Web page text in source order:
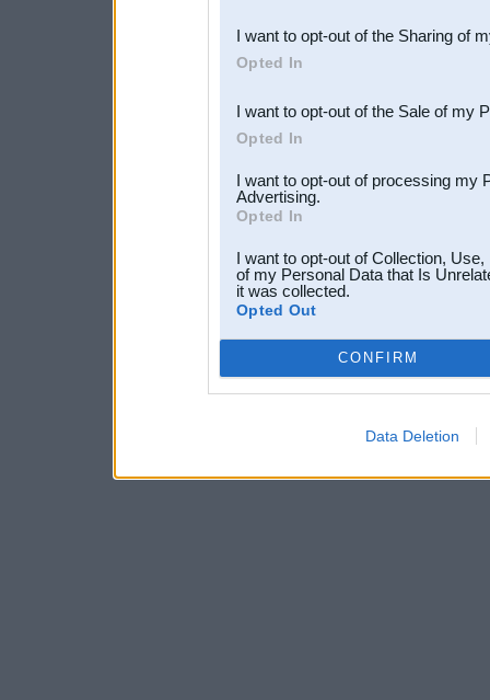
Downstream Participants
third parties.
I want to opt-out of the Sharing of
Opted In
I want to opt-out of the Sale of my
Opted In
I want to opt-out of processing my
Advertising.
Opted In
I want to opt-out of Collection,
of my Personal Data that Is
it was collected.
Opted Out
CONFIRM
Data Deletion